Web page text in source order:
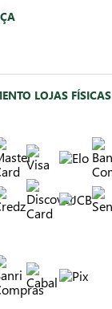
LOJAS FÍSICAS